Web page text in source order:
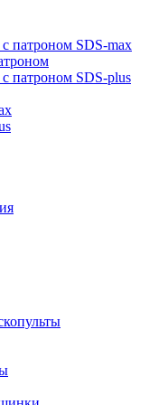
патроном SDS-max
патроном SDS-plus